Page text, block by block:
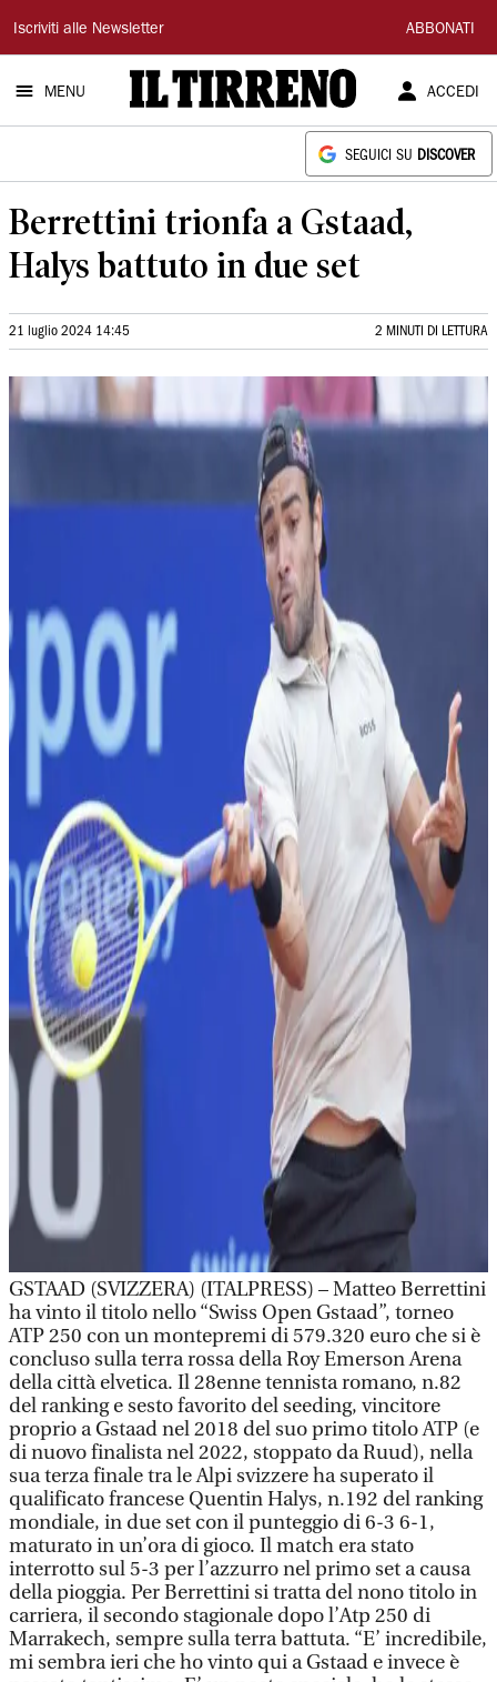
Il
Tirreno
Iscriviti alle Newsletter ABBONATI
MENU ACCEDI
SEGUICI SU DISCOVER
Berrettini trionfa a Gstaad,
Halys battuto in due set
21 luglio 2024 14:45 2 MINUTI DI LETTURA
GSTAAD (SVIZZERA) (ITALPRESS) – Matteo Berrettini
ha vinto il titolo nello “Swiss Open Gstaad”, torneo
ATP 250 con un montepremi di 579.320 euro che si è
concluso sulla terra rossa della Roy Emerson Arena
della città elvetica. Il 28enne tennista romano, n.82
del ranking e sesto favorito del seeding, vincitore
proprio a Gstaad nel 2018 del suo primo titolo ATP (e
di nuovo finalista nel 2022, stoppato da Ruud), nella
sua terza finale tra le Alpi svizzere ha superato il
qualificato francese Quentin Halys, n.192 del ranking
mondiale, in due set con il punteggio di 6-3 6-1,
maturato in un’ora di gioco. Il match era stato
interrotto sul 5-3 per l’azzurro nel primo set a causa
della pioggia. Per Berrettini si tratta del nono titolo in
carriera, il secondo stagionale dopo l’Atp 250 di
Marrakech, sempre sulla terra battuta. “E’ incredibile,
mi sembra ieri che ho vinto qui a Gstaad e invece è